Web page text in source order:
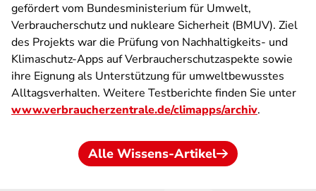
gefördert vom Bundesministerium für Umwelt,
Verbraucherschutz und nukleare Sicherheit (BMUV). Ziel
des Projekts war die Prüfung von Nachhaltigkeits- und
Klimaschutz-Apps auf Verbraucherschutzaspekte sowie
ihre Eignung als Unterstützung für umweltbewusstes
Alltagsverhalten. Weitere Testberichte finden Sie unter
www.verbraucherzentrale.de/climapps/archiv.
Alle Wissens-Artikel